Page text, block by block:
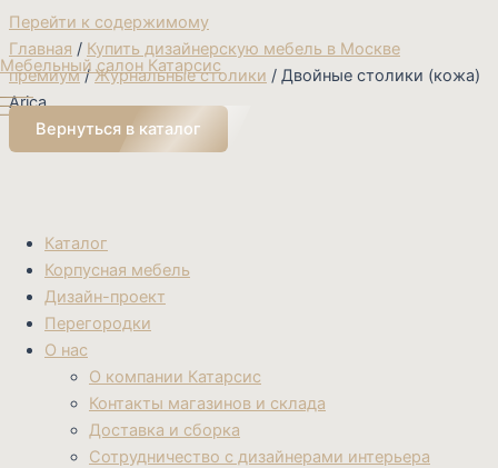
Перейти к содержимому
Мебельный салон Катарсис
Каталог
Корпусная мебель
Дизайн-проект
Перегородки
О нас
О компании Катарсис
Контакты магазинов и склада
Доставка и сборка
Сотрудничество с дизайнерами интерьера
Главная / Купить дизайнерскую мебель в Москве
премиум/Журнальные столики / Двойные столики (кожа)
Arica
Вернуться в каталог